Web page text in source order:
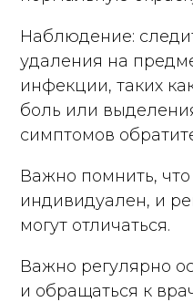
Наблюдение:
удаления на
инфекции, таких
боль или
симптомов
Важно помнить,
индивидуален, и
могут отличаться.
Важно регулярно
и обращаться к